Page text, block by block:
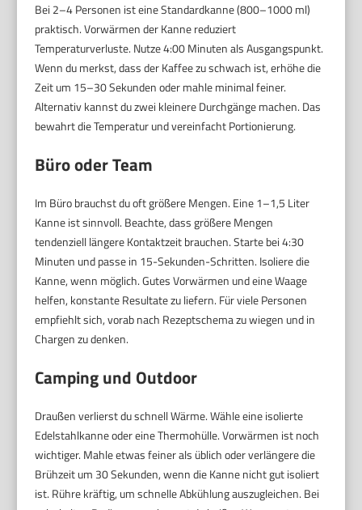
Bei 2–4 Personen ist eine Standardkanne (800–1000 ml)
praktisch. Vorwärmen der Kanne reduziert
Temperaturverluste. Nutze 4:00 Minuten als Ausgangspunkt.
Wenn du merkst, dass der Kaffee zu schwach ist, erhöhe die
Zeit um 15–30 Sekunden oder mahle minimal feiner.
Alternativ kannst du zwei kleinere Durchgänge machen. Das
bewahrt die Temperatur und vereinfacht Portionierung.
Büro oder Team
Im Büro brauchst du oft größere Mengen. Eine 1–1,5 Liter
Kanne ist sinnvoll. Beachte, dass größere Mengen
tendenziell längere Kontaktzeit brauchen. Starte bei 4:30
Minuten und passe in 15-Sekunden-Schritten. Isoliere die
Kanne, wenn möglich. Gutes Vorwärmen und eine Waage
helfen, konstante Resultate zu liefern. Für viele Personen
empfiehlt sich, vorab nach Rezeptschema zu wiegen und in
Chargen zu denken.
Camping und Outdoor
Draußen verlierst du schnell Wärme. Wähle eine isolierte
Edelstahlkanne oder eine Thermohülle. Vorwärmen ist noch
wichtiger. Mahle etwas feiner als üblich oder verlängere die
Brühzeit um 30 Sekunden, wenn die Kanne nicht gut isoliert
ist. Rühre kräftig, um schnelle Abkühlung auszugleichen. Bei